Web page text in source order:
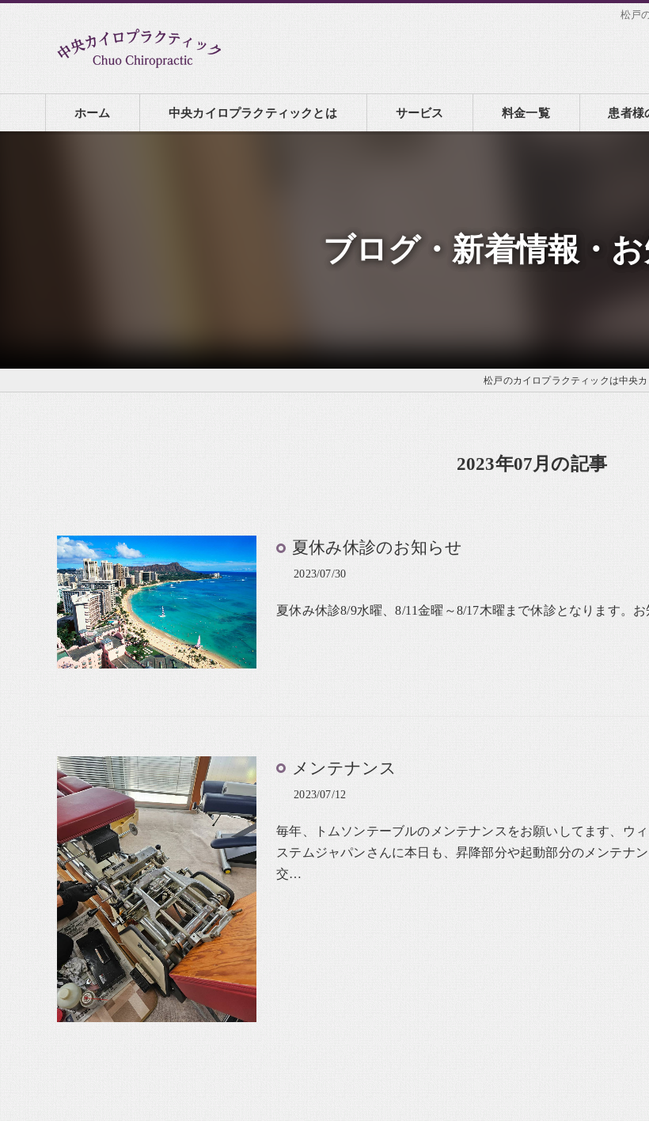
松戸
ホーム 中央カイロプラクティックとは サービス 料金一覧 患者様
ブログ・新着情報・
松戸のカイロプラクティックは中央
2023年07月の記事
夏休み休診のお知らせ
2023/07/30
夏休み休診8/9水曜、8/11金曜～8/17木曜まで休診となります。お
メンテナンス
2023/07/12
毎年、トムソンテーブルのメンテナンスをお願いしてます、ウ
ステムジャパンさんに本日も、昇降部分や起動部分のメンテナ
交…